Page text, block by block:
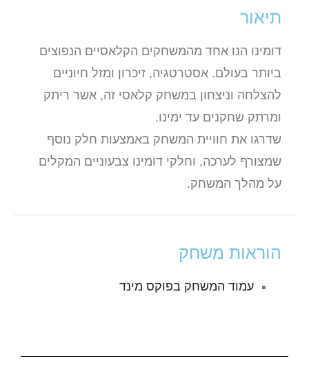
תיאור
דומינו הנו אחד מהמשחקים הקלאסיים הנפוצים
ביותר בעולם. אסטרטגיה, זיכרון ומזל חיוניים
להצלחה וניצחון במשחק קלאסי זה, אשר ריתק
ומרתק שחקנים עד ימינו.
שדרגו את חוויית המשחק באמצעות חלק נוסף
שמצורף לערכה, וחלקי דומינו צבעוניים המקלים
על מהלך המשחק.
הוראות משחק
עמוד המשחק בפוקס מינד